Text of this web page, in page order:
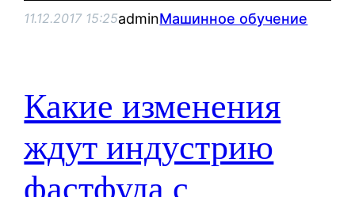
11.12.2017 15:25adminМашинное обучение
Какие изменения
ждут индустрию
фастфуда с